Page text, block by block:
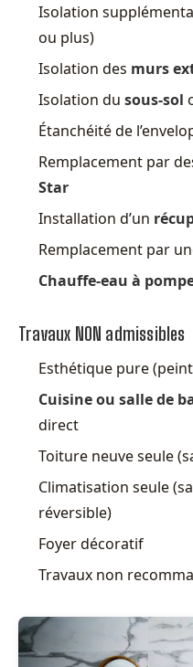
Isolation
ou plus)
Isolation des murs
Isolation du sous-sol
Étanchéité de
Remplacement par
Star
Installation d’un
Remplacement par
Chauffe-eau à
Travaux NON admissibles
Esthétique pure
Cuisine ou salle de
direct
Toiture neuve seule
Climatisation seule
réversible)
Foyer décoratif
Travaux non